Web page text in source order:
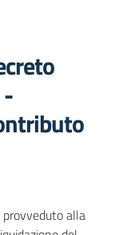
alla